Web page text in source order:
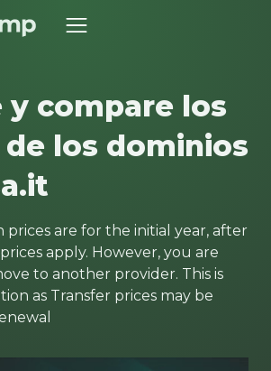
y compare los
los dominios
prices are for the initial year, after
apply. However, you are
to another provider. This is
as Transfer prices may be